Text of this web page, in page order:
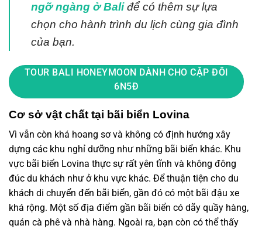
ngỡ ngàng ở Bali để có thêm sự lựa
chọn cho hành trình du lịch cùng gia đình
của bạn.
TOUR BALI HONEYMOON DÀNH CHO CẶP ĐÔI
6N5Đ
Cơ sở vật chất tại bãi biển Lovina
Vì vẫn còn khá hoang sơ và không có định hướng xây
dựng các khu nghỉ dưỡng như những bãi biển khác. Khu
vực bãi biển Lovina thực sự rất yên tĩnh và không đông
đúc du khách như ở khu vực khác. Để thuận tiện cho du
khách di chuyển đến bãi biển, gần đó có một bãi đậu xe
khá rộng. Một số địa điểm gần bãi biển có dãy quầy hàng,
quán cà phê và nhà hàng. Ngoài ra, bạn còn có thể thấy